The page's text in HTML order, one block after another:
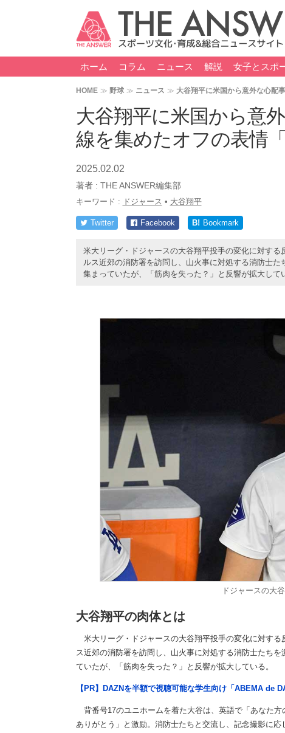
ホーム コラム ニュース 解説 女子とスポ
HOME 野球 ニュース 大谷翔平に米国から意外な心配
大谷翔平に米国から意
線を集めたオフの表情
2025.02.02
著者 : THE ANSWER編集部
キーワード : ドジャース • 大谷翔平
Twitter Facebook B! Bookmark
米大リーグ・ドジャースの大谷翔平投手の変化に対す
ルス近郊の消防署を訪問し、山火事に対処する消防士
集まっていたが、「筋肉を失った？」と反響が拡大して
ドジャースの大
大谷翔平の肉体とは
米大リーグ・ドジャースの大谷翔平投手の変化に対す
ス近郊の消防署を訪問し、山火事に対処する消防士たち
ていたが、「筋肉を失った？」と反響が拡大している。
【PR】DAZNを半額で視聴可能な学生向け「ABEMA de
背番号17のユニホームを着た大谷は、英語で「あなた
ありがとう」と激励。消防士たちと交流し、記念撮影に